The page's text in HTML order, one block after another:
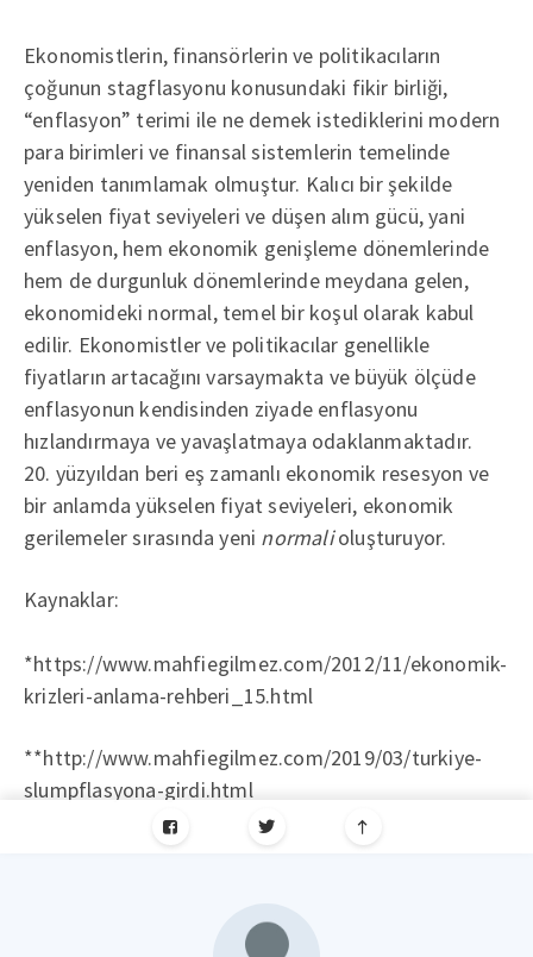
Ekonomistlerin, finansörlerin ve politikacıların
çoğunun stagflasyonu konusundaki fikir birliği,
“enflasyon” terimi ile ne demek istediklerini modern
para birimleri ve finansal sistemlerin temelinde
yeniden tanımlamak olmuştur. Kalıcı bir şekilde
yükselen fiyat seviyeleri ve düşen alım gücü, yani
enflasyon, hem ekonomik genişleme dönemlerinde
hem de durgunluk dönemlerinde meydana gelen,
ekonomideki normal, temel bir koşul olarak kabul
edilir. Ekonomistler ve politikacılar genellikle
fiyatların artacağını varsaymakta ve büyük ölçüde
enflasyonun kendisinden ziyade enflasyonu
hızlandırmaya ve yavaşlatmaya odaklanmaktadır.
20. yüzyıldan beri eş zamanlı ekonomik resesyon ve
bir anlamda yükselen fiyat seviyeleri, ekonomik
gerilemeler sırasında yeni normalioluşturuyor.
Kaynaklar:
*https://www.mahfiegilmez.com/2012/11/ekonomik-
krizleri-anlama-rehberi_15.html
**http://www.mahfiegilmez.com/2019/03/turkiye-
slumpflasyona-girdi.html